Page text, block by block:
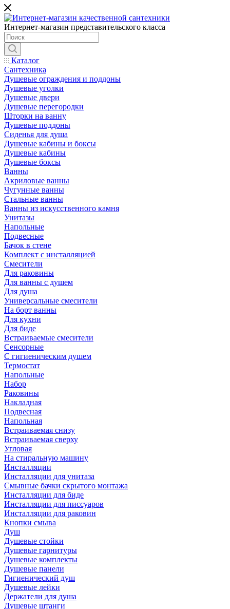
Интернет-магазин представительского класса
Каталог
Сантехника
Душевые ограждения и поддоны
Душевые уголки
Душевые двери
Душевые перегородки
Шторки на ванну
Душевые поддоны
Сиденья для душа
Душевые кабины и боксы
Душевые кабины
Душевые боксы
Ванны
Акриловые ванны
Чугунные ванны
Стальные ванны
Ванны из искусственного камня
Унитазы
Напольные
Подвесные
Бачок в стене
Комплект с инсталляцией
Смесители
Для раковины
Для ванны с душем
Для душа
Универсальные смесители
На борт ванны
Для кухни
Для биде
Встраиваемые смесители
Сенсорные
С гигиеническим душем
Термостат
Напольные
Набор
Раковины
Накладная
Подвесная
Напольная
Встраиваемая снизу
Встраиваемая сверху
Угловая
На стиральную машину
Инсталляции
Инсталляции для унитаза
Смывные бачки скрытого монтажа
Инсталляции для биде
Инсталляции для писсуаров
Инсталляции для раковин
Кнопки смыва
Душ
Душевые стойки
Душевые гарнитуры
Душевые комплекты
Душевые панели
Гигиенический душ
Душевые лейки
Держатели для душа
Душевые штанги